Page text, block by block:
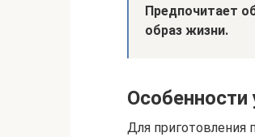
Предпочитает
образ жизни.
Особенности
Для приготовления